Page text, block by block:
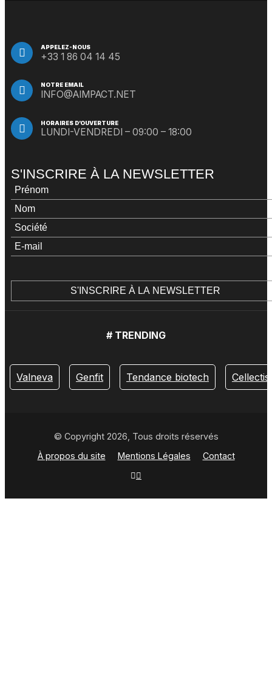
APPELEZ-NOUS
+33 1 86 04 14 45
NOTRE EMAIL
INFO@AIMPACT.NET
HORAIRES D’OUVERTURE
LUNDI-VENDREDI – 09:00 – 18:00
S'INSCRIRE À LA NEWSLETTER
# TRENDING
Valneva Genfit Tendance biotech Cellectis
© Copyright 2026, Tous droits réservés
À propos du site
Mentions Légales Contact